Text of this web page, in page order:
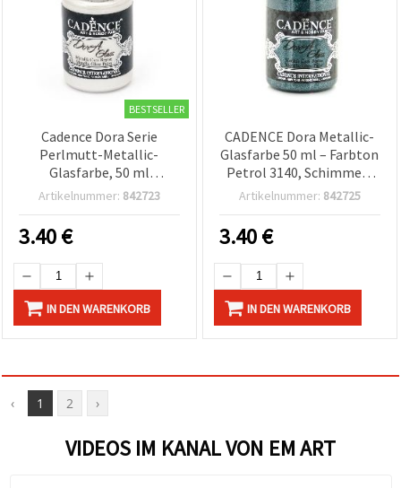
BESTSELLER
Cadence Dora Serie
Perlmutt-Metallic-
Glasfarbe, 50 ml
(Farbcode 3152) -
für Glas, Hobby & DIY-
Dekoration
Artikelnummer: 842723
3.40€
IN DEN WARENKORB
CADENCE Dora Metallic-
Glasfarbe 50 ml – Farbton
Petrol 3140, Schimmer-
Finish | Bastelfarbe für
Artikelnummer: 842725
3.40€
IN DEN WARENKORB
‹ 1 2 ›
VIDEOS IM KANAL VON EM ART